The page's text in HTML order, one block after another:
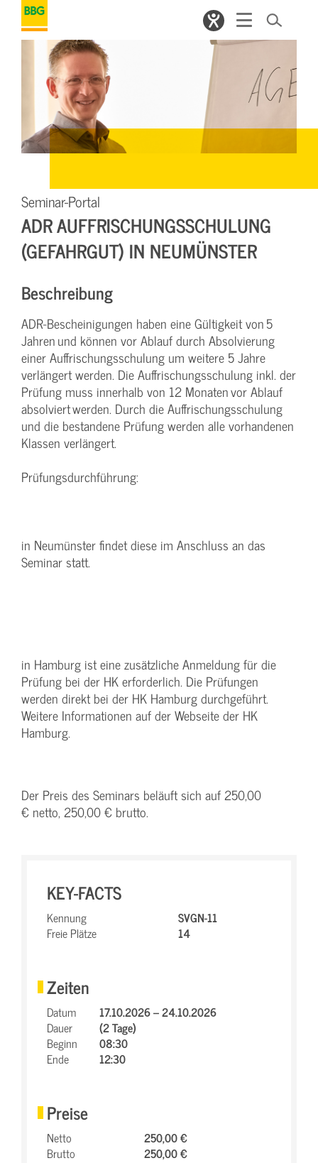
Seminar-Portal
ADR AUFFRISCHUNGSSCHULUNG
(GEFAHRGUT) IN NEUMÜNSTER
Beschreibung
ADR-Bescheinigungen haben eine Gültigkeit von 5
Jahren und können vor Ablauf durch Absolvierung
einer Auffrischungsschulung um weitere 5 Jahre
verlängert werden. Die Auffrischungsschulung inkl. der
Prüfung muss innerhalb von 12 Monaten vor Ablauf
absolviert werden. Durch die Auffrischungsschulung
und die bestandene Prüfung werden alle vorhandenen
Klassen verlängert.
Prüfungsdurchführung:
in Neumünster findet diese im Anschluss an das
Seminar statt.
in Hamburg ist eine zusätzliche Anmeldung für die
Prüfung bei der HK erforderlich. Die Prüfungen
werden direkt bei der HK Hamburg durchgeführt.
Weitere Informationen auf der Webseite der HK
Hamburg.
Der Preis des Seminars beläuft sich auf 250,00
€ netto, 250,00 € brutto.
KEY-FACTS
Kennung
SVGN-11
Freie Plätze
14
Zeiten
Datum
17.10.2026 – 24.10.2026
Dauer
(2 Tage)
Beginn
08:30
Ende
12:30
Preise
Netto
250,00 €
Brutto
250,00 €